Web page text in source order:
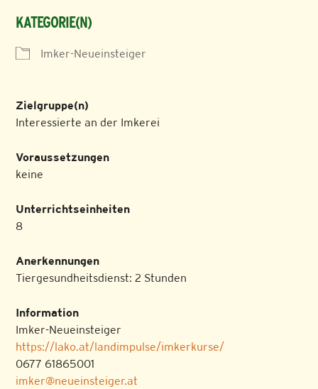
KATEGORIE(N)
Imker-Neueinsteiger
Zielgruppe(n)
Interessierte an der Imkerei
Voraussetzungen
keine
Unterrichtseinheiten
8
Anerkennungen
Tiergesundheitsdienst: 2 Stunden
Information
Imker-Neueinsteiger
https://lako.at/landimpulse/imkerkurse/
0677 61865001
imker@neueinsteiger.at